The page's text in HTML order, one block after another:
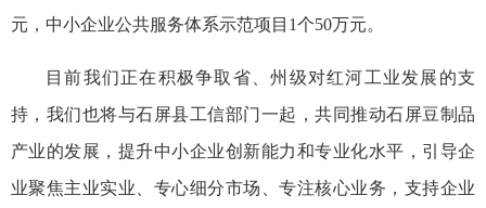
元，中小企业公共服务体系示范项目1个50万元。
目前我们正在积极争取省、州级对红河工业发展的支
持，我们也将与石屏县工信部门一起，共同推动石屏豆制品
产业的发展，提升中小企业创新能力和专业化水平，引导企
业聚焦主业实业、专心细分市场、专注核心业务，支持企业